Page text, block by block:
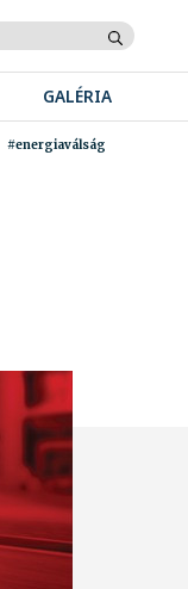
GALÉRIA
#energiaválság